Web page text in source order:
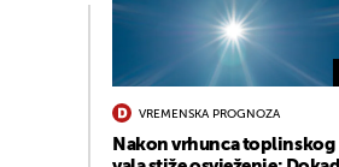
VREMENSKA PROGNOZA
Nakon vrhunca toplinskog